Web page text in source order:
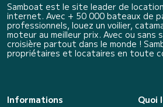
Samboat est le site leader de
internet. Avec + 50 000 bateaux de
professionnels, louez un voilier,
moteur au meilleur prix. Avec ou sans
croisière partout dans le monde !
propriétaires et locataires en toute
Informations
Quoi